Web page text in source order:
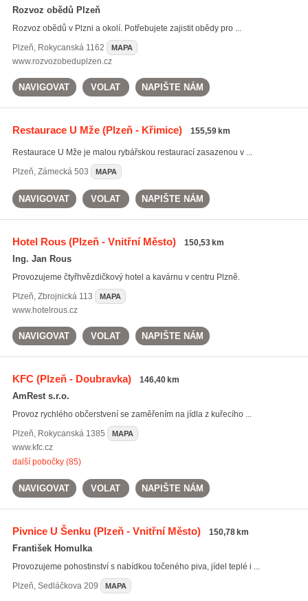
Rozvoz obědů Plzeň
Rozvoz obědů v Plzni a okolí. Potřebujete zajistit obědy pro ...
Plzeň, Rokycanská 1162 MAPA
www.rozvozobeduplzen.cz
NAVIGOVAT VOLAT NAPIŠTE NÁM
Restaurace U Mže(Plzeň - Křimice) 155,59 km
Restaurace U Mže je malou rybářskou restaurací zasazenou v ...
Plzeň, Zámecká 503 MAPA
NAVIGOVAT VOLAT NAPIŠTE NÁM
Hotel Rous(Plzeň - Vnitřní Město) 150,53 km
Ing. Jan Rous
Provozujeme čtyřhvězdičkový hotel a kavárnu v centru Plzně.
Plzeň, Zbrojnická 113 MAPA
www.hotelrous.cz
NAVIGOVAT VOLAT NAPIŠTE NÁM
KFC(Plzeň - Doubravka) 146,40 km
AmRest s.r.o.
Provoz rychlého občerstvení se zaměřením na jídla z kuřecího ...
Plzeň, Rokycanská 1385 MAPA
www.kfc.cz
další pobočky (85)
NAVIGOVAT VOLAT NAPIŠTE NÁM
Pivnice U Šenku(Plzeň - Vnitřní Město) 150,78 km
František Homulka
Provozujeme pohostinství s nabídkou točeného piva, jídel teplé i ...
Plzeň, Sedláčkova 209 MAPA